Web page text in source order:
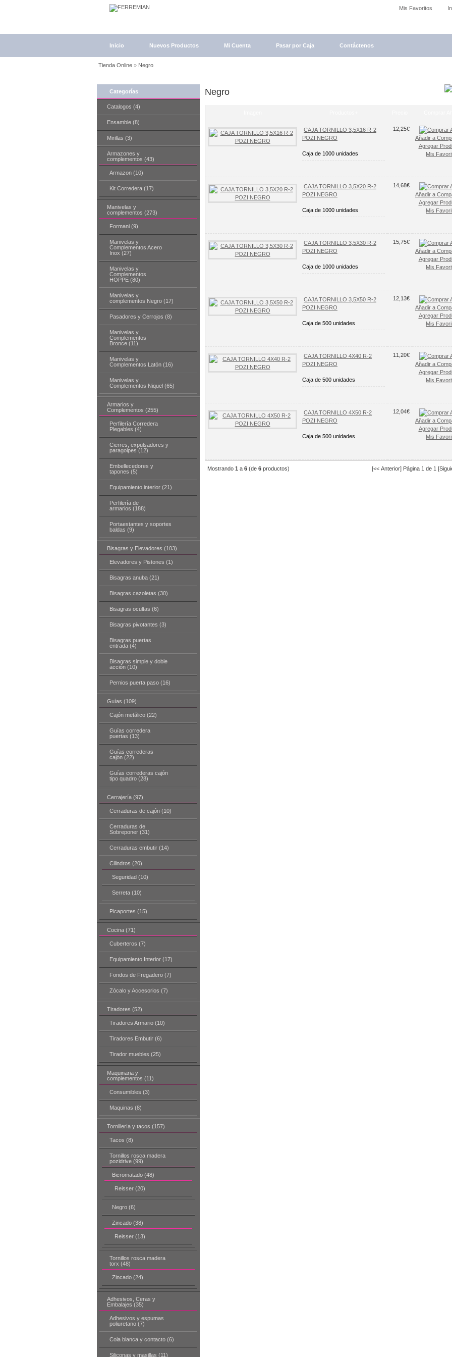
Mis Favoritos
Inicio Nuevos Productos Mi Cuenta Pasar por Caja Contáctenos
Tienda Online» Negro
Categorías
Catalogos (4)
Ensamble (8)
Mirillas (3)
Armazones y
complementos (43)
Armazon (10)
Kit Corredera (17)
Manivelas y
complementos (273)
Formani (9)
Manivelas y
Complementos Acero
Inox (27)
Manivelas y
Complementos
HOPPE (80)
Manivelas y
complementos Negro (17)
Pasadores y Cerrojos (8)
Manivelas y
Complementos
Bronce (11)
Manivelas y
Complementos Latón (16)
Manivelas y
Complementos Niquel (65)
Armarios y
Complementos (255)
Perfilería Corredera
Plegables (4)
Cierres, expulsadores y
paragolpes (12)
Embellecedores y
tapones (5)
Equipamiento interior (21)
Perfilería de
armarios (188)
Portaestantes y soportes
baldas (9)
Bisagras y Elevadores (103)
Elevadores y Pistones (1)
Bisagras anuba (21)
Bisagras cazoletas (30)
Bisagras ocultas (6)
Bisagras pivotantes (3)
Bisagras puertas
entrada (4)
Bisagras simple y doble
acción (10)
Pernios puerta paso (16)
Guías (109)
Cajón metálico (22)
Guías corredera
puertas (13)
Guías correderas
cajón (22)
Guías correderas cajón
tipo quadro (28)
Cerrajería (97)
Cerraduras de cajón (10)
Cerraduras de
Sobreponer (31)
Cerraduras embutir (14)
Cilindros (20)
Seguridad (10)
Serreta (10)
Picaportes (15)
Cocina (71)
Cuberteros (7)
Equipamiento Interior (17)
Fondos de Fregadero (7)
Zócalo y Accesorios (7)
Tiradores (52)
Tiradores Armario (10)
Tiradores Embutir (6)
Tirador muebles (25)
Maquinaria y
complementos (11)
Consumibles (3)
Maquinas (8)
Tornillería y tacos (157)
Tacos (8)
Tornillos rosca madera
pozidrive (99)
Bicromatado (48)
Reisser (20)
Negro (6)
Zincado (38)
Reisser (13)
Tornillos rosca madera
torx (48)
Zincado (24)
Adhesivos, Ceras y
Embalajes (35)
Adhesivos y espumas
poliuretano (7)
Cola blanca y contacto (6)
Siliconas y masillas (11)
Negro
CAJA TORNILLO 3,5X16 R-2
POZI NEGRO
Caja de 1000 unidades
12,25€
Añadir a
Agregar
Mis
CAJA TORNILLO 3,5X20 R-2
POZI NEGRO
Caja de 1000 unidades
14,68€
Añadir a
Agregar
Mis
CAJA TORNILLO 3,5X30 R-2
POZI NEGRO
Caja de 1000 unidades
15,75€
Añadir a
Agregar
Mis
CAJA TORNILLO 3,5X50 R-2
POZI NEGRO
Caja de 500 unidades
12,13€
Añadir a
Agregar
Mis
CAJA TORNILLO 4X40 R-2
POZI NEGRO
Caja de 500 unidades
11,20€
Añadir a
Agregar
Mis
CAJA TORNILLO 4X50 R-2
POZI NEGRO
Caja de 500 unidades
12,04€
Añadir a
Agregar
Mis
[<< Anterior] Página 1 de 1
Mostrando 1 a 6 (de 6 productos)